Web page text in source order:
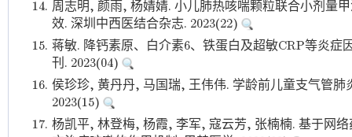
14. 周志明, 颜雨, 杨婧婧. 小儿肺热咳喘颗粒联合小剂量
效. 深圳中西医结合杂志. 2023(22)
15. 蒋敏. 降钙素原、白介素6、铁蛋白及超敏CRP等炎症
刊. 2023(04)
16. 侯珍珍, 黄丹丹, 马国瑞, 王伟伟. 学龄前儿童支气管肺
2023(15)
17. 杨凯平, 林登梅, 杨霞, 李军, 寇云芳, 张楠楠. 基于网